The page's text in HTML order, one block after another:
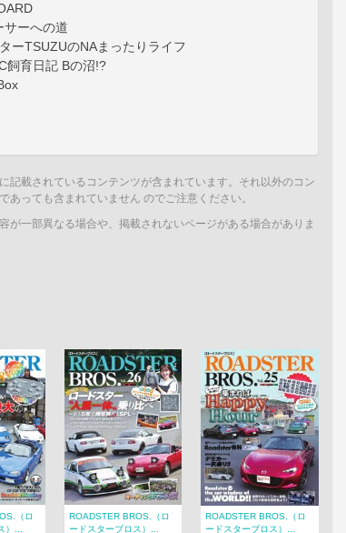
ーへの道
ーTSUZUのNAまったりライフ
飼育日記 Bの沼!?
記載されているコンテンツが含まれています。それ以外のコン
あっても含まれていません のでご注意ください。
が一部異なる場合や、掲載されないページがある場合がありま
（ロ
）...
ROADSTER BROS.（ロ
ードスターブロス）...
ROADSTER BROS.（ロ
ードスターブロス）...